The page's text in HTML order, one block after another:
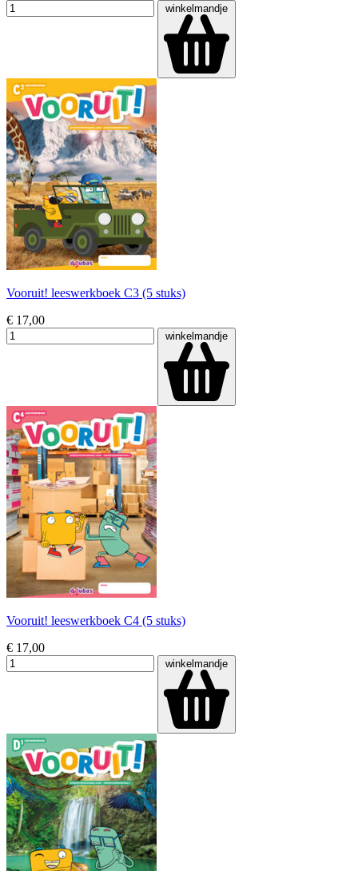
winkelmandje
Vooruit! leeswerkboek C3 (5 stuks)
€ 17,00
winkelmandje
Vooruit! leeswerkboek C4 (5 stuks)
€ 17,00
winkelmandje